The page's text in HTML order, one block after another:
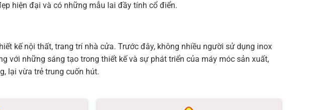
hiện đại và có những mẫu lai đầy tính cổ điển.
kế nội thất, trang trí nhà cửa. Trước đây, không nhiều người sử dụng inox
với những sáng tạo trong thiết kế và sự phát triển của máy móc sản xuất,
lại vừa trẻ trung cuốn hút.